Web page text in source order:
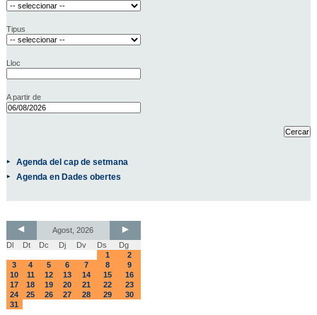
Tipus
Lloc
A partir de
Agenda del cap de setmana
Agenda en Dades obertes
Agost, 2026
Dl
Dt Dc Dj Dv Ds
Dg
1
2
3
4 5 6 7 8
9
10
11 12 13 14 15
16
17
18 19 20 21 22
23
24
25 26 27 28 29
30
31